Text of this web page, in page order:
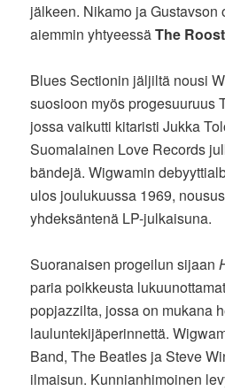
jälkeen. Nikamo ja Gustavson
aiemmin yhtyeessäThe
Blues Sectionin jäljiltä nousi
suosioon myös progesuuruus
jossa vaikutti kitaristi Jukka
Suomalainen Love Records
bändejä. Wigwamin
ulos joulukuussa 1969,
yhdeksäntenä LP-julkaisuna.
Suoranaisen progeilun sijaan
paria poikkeusta
popjazzilta, jossa on mukana
lauluntekijäperinnettä.
Band, The Beatles ja Steve
ilmaisun. Kunnianhimoinen